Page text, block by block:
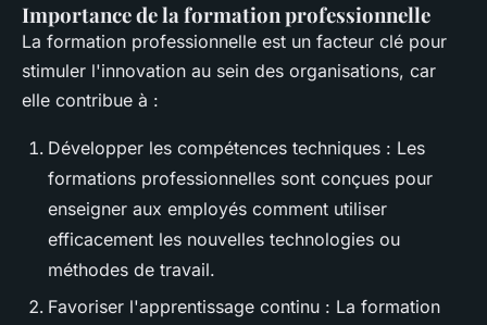
Importance de la formation professionnelle
La formation professionnelle est un facteur clé pour
stimuler l'innovation au sein des organisations, car
elle contribue à :
Développer les compétences techniques : Les
formations professionnelles sont conçues pour
enseigner aux employés comment utiliser
efficacement les nouvelles technologies ou
méthodes de travail.
Favoriser l'apprentissage continu : La formation